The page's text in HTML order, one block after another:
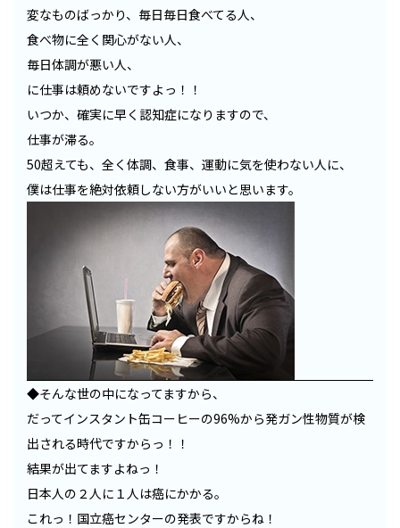
変なものばっかり、毎日毎日食べてる人、
食べ物に全く関心がない人、
毎日体調が悪い人、
に仕事は頼めないですよっ！！
いつか、確実に早く認知症になりますので、
仕事が滞る。
50超えても、全く体調、食事、運動に気を使わない人に、
僕は仕事を絶対依頼しない方がいいと思います。
◆そんな世の中になってますから、
だってインスタント缶コーヒーの96%から発ガン性物質が検
出される時代ですからっ！！
結果が出てますよねっ！
日本人の２人に１人は癌にかかる。
これっ！国立癌センターの発表ですからね！